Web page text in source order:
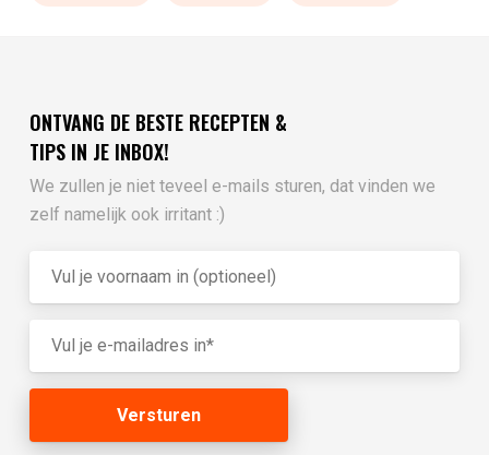
ONTVANG DE BESTE RECEPTEN &
TIPS IN JE INBOX!
We zullen je niet teveel e-mails sturen, dat vinden we
zelf namelijk ook irritant :)